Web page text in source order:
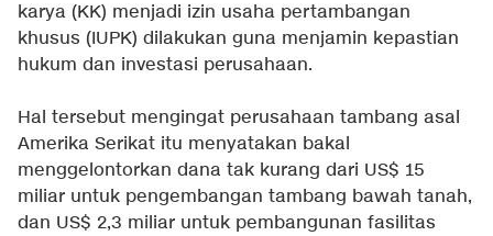
karya (KK) menjadi izin usaha pertambangan
khusus (IUPK) dilakukan guna menjamin kepastian
hukum dan investasi perusahaan.
Hal tersebut mengingat perusahaan tambang asal
Amerika Serikat itu menyatakan bakal
menggelontorkan dana tak kurang dari US$ 15
miliar untuk pengembangan tambang bawah tanah,
dan US$ 2,3 miliar untuk pembangunan fasilitas